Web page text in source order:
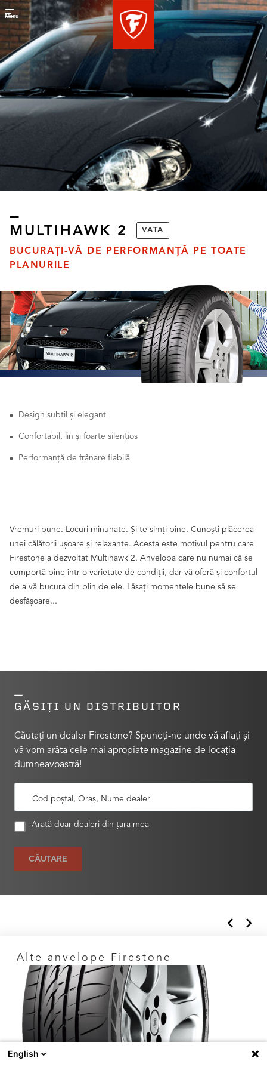
Menu
MULTIHAWK 2 VATA
BUCURAȚI-VĂ DE PERFORMANȚĂ PE TOATE
PLANURILE
Design subtil și elegant
Confortabil, lin și foarte silențios
Performanță de frânare fiabilă
Vremuri bune. Locuri minunate. Și te simți bine. Cunoști plăcerea
unei călătorii ușoare și relaxante. Acesta este motivul pentru care
Firestone a dezvoltat Multihawk 2. Anvelopa care nu numai că se
comportă bine într-o varietate de condiții, dar vă oferă și confortul
de a vă bucura din plin de ele. Lăsați momentele bune să se
desfășoare...
GĂSIȚI UN DISTRIBUITOR
Căutați un dealer Firestone? Spuneți-ne unde vă aflați și
vă vom arăta cele mai apropiate magazine de locația
dumneavoastră!
Cod poștal, Oraș, Nume dealer
Arată doar dealeri din țara mea
CĂUTARE
Alte anvelope Firestone
English